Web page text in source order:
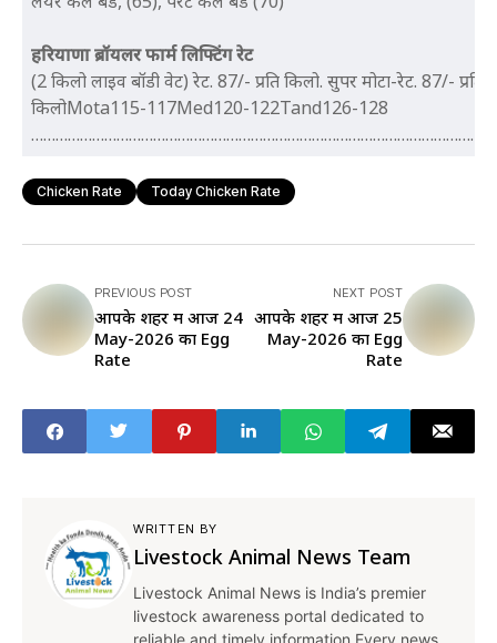
हरियाणा ब्रॉयलर फार्म ​लिफ्टिंग रेट
(2 किलो लाइव बॉडी वेट) रेट. 87/- प्रति किलो. सुपर मोटा-रेट. 87/- प्रति
किलोMota115-117Med120-122Tand126-128
…………………………………………………………………………………………………
Chicken Rate Today Chicken Rate
PREVIOUS POST
आपके शहर में आज 24
May-2026 का Egg
Rate
NEXT POST
आपके शहर में आज 25
May-2026 का Egg
Rate
WRITTEN BY
Livestock Animal News Team
Livestock Animal News is India’s premier
livestock awareness portal dedicated to
reliable and timely information.Every news